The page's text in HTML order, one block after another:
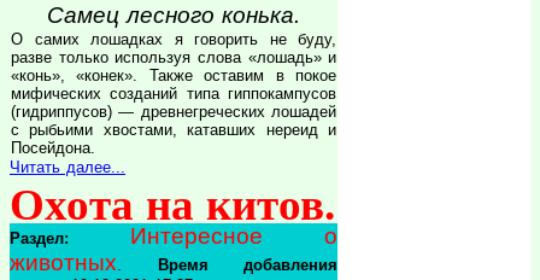
Самец лесного конька.
О самих лошадках я говорить не буду,
разве только используя слова «лошадь» и
«конь», «конек». Также оставим в покое
мифических созданий типа гиппокампусов
(гидриппусов) — древнегреческих лошадей
с рыбьими хвостами, катавших нереид и
Посейдона.
Читать далее...
Охота на китов.
Раздел:
Интересное о
животных
Время добавления